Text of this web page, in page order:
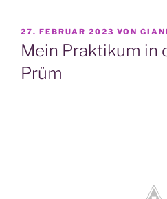
VERÖFFENTLICHT
AM
27. FEBRUAR 2023 VON
Mein Praktikum in
Prüm